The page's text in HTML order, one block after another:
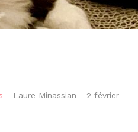
- Laure Minassian - 2 février